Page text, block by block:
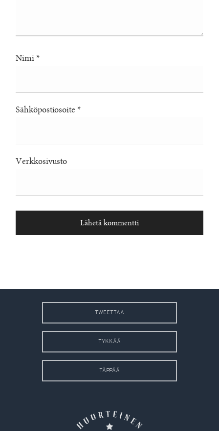
Nimi *
Sähköpostiosoite *
Verkkosivusto
TWEETTAA
TYKKÄÄ
TÄPPÄÄ